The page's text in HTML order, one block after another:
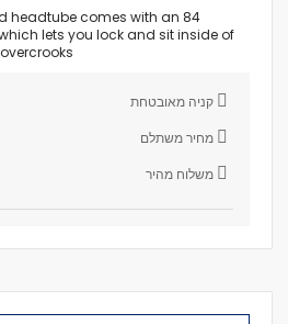
headtube comes with an 84
lets you lock and sit inside of
קניה מאובטחת
מחיר משתלם
משלוח מהיר